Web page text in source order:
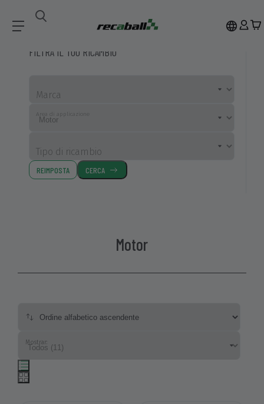
Ricambi Compatibili
FILTRA IL TUO RICAMBIO
Marca
Area di applicazione
Tipo di ricambio
REIMPOSTA CERCA
Motor
Mostrar: